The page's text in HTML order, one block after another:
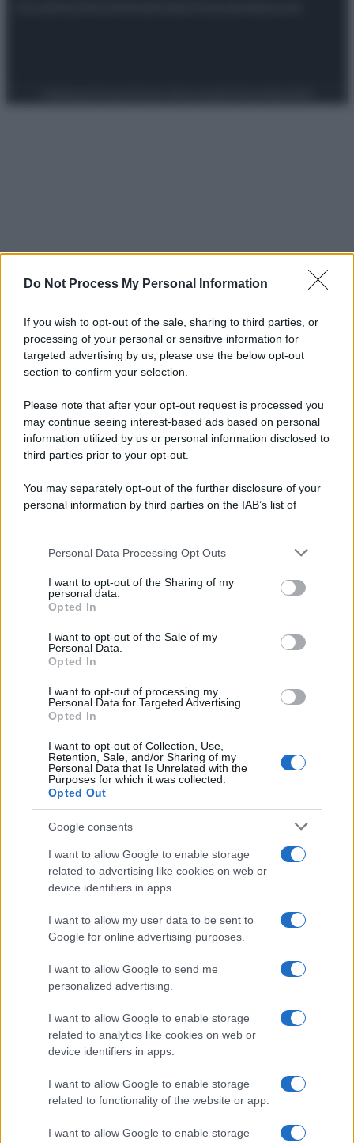
Do Not Process My Personal Information
If you wish to opt-out of the sale, sharing to third parties, or
processing of your personal or sensitive information for
targeted advertising by us, please use the below opt-out
section to confirm your selection.
Please note that after your opt-out request is processed you
may continue seeing interest-based ads based on personal
information utilized by us or personal information disclosed to
third parties prior to your opt-out.
You may separately opt-out of the further disclosure of your
personal information by third parties on the IAB’s list of
This information may also be disclosed by us to third parties
disclose it to other third parties.
Please note that this website/app uses one or more Google
services and may gather and store information including but
not limited to your visit or usage behaviour. You may click to
grant or deny consent to Google and its third-party tags to
consent section.
Personal Data Processing Opt Outs
I want to opt-out of the Sharing of my
personal data.
Opted In
I want to opt-out of the Sale of my
Personal Data.
Opted In
I want to opt-out of processing my
Personal Data for Targeted Advertising.
Opted In
I want to opt-out of Collection, Use,
Retention, Sale, and/or Sharing of my
Personal Data that Is Unrelated with the
Purposes for which it was collected.
Opted Out
Google consents
I want to allow Google to enable storage
related to advertising like cookies on web or
device identifiers in apps.
I want to allow my user data to be sent to
Google for online advertising purposes.
I want to allow Google to send me
personalized advertising.
I want to allow Google to enable storage
related to analytics like cookies on web or
device identifiers in apps.
I want to allow Google to enable storage
related to functionality of the website or app.
I want to allow Google to enable storage